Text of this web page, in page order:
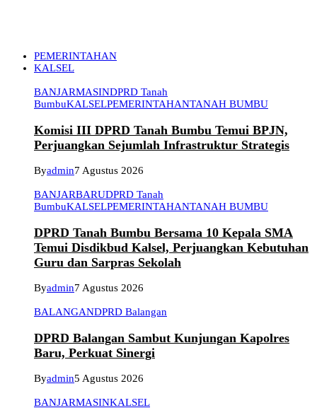
PEMERINTAHAN
KALSEL
BANJARMASINDPRD Tanah
BumbuKALSELPEMERINTAHANTANAH BUMBU
Komisi III DPRD Tanah Bumbu Temui BPJN,
Perjuangkan Sejumlah Infrastruktur Strategis
Byadmin7 Agustus 2026
BANJARBARUDPRD Tanah
BumbuKALSELPEMERINTAHANTANAH BUMBU
DPRD Tanah Bumbu Bersama 10 Kepala SMA
Temui Disdikbud Kalsel, Perjuangkan Kebutuhan
Guru dan Sarpras Sekolah
Byadmin7 Agustus 2026
BALANGANDPRD Balangan
DPRD Balangan Sambut Kunjungan Kapolres
Baru, Perkuat Sinergi
Byadmin5 Agustus 2026
BANJARMASINKALSEL